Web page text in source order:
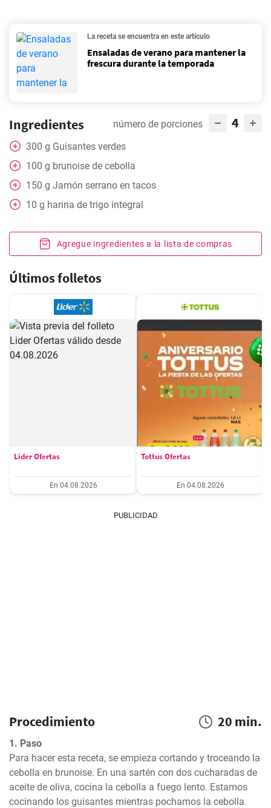
La receta se encuentra en este artículo
Ensaladas de verano para mantener la
frescura durante la temporada
Ingredientes número de porciones 4
300 g Guisantes verdes
100 g brunoise de cebolla
150 g Jamón serrano en tacos
10 g harina de trigo integral
Agregue ingredientes a la lista de compras
Últimos folletos
Lider Ofertas
En 04.08.2026
Tottus Ofertas
En 04.08.2026
PUBLICIDAD
Procedimiento 20 min.
1. Paso
Para hacer esta receta, se empieza cortando y troceando la
cebolla en brunoise. En una sartén con dos cucharadas de
aceite de oliva, cocina la cebolla a fuego lento. Estamos
cocinando los guisantes mientras pochamos la cebolla.